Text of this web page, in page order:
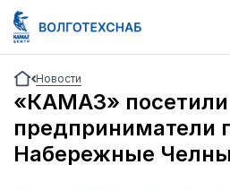
Новости
«КАМАЗ» посетили
предприниматели
Набережные Челны